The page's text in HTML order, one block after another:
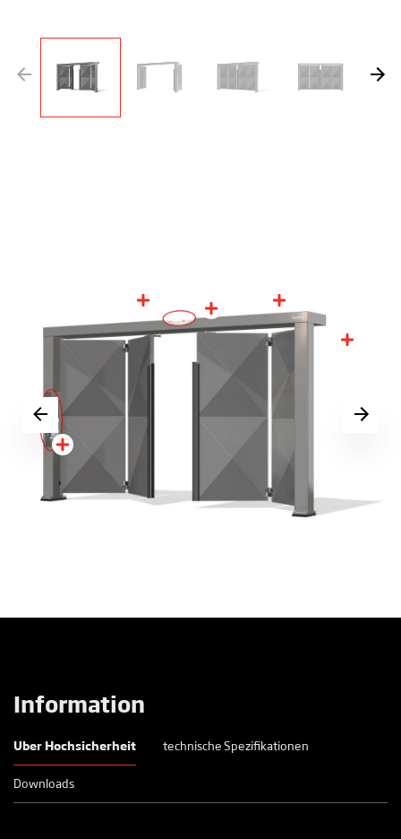
Information
Uber Hochsicherheit technische Spezifikationen
Downloads